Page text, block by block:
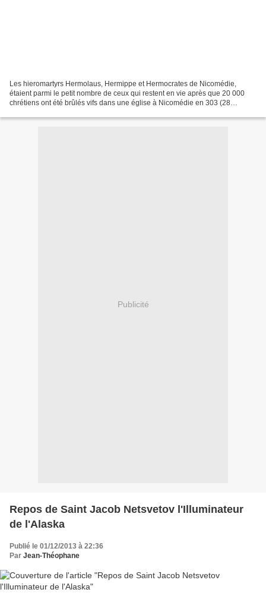
Les hieromartyrs Hermolaus, Hermippe et Hermocrates de Nicomédie,
étaient parmi le petit nombre de ceux qui restent en vie après que 20 000
chrétiens ont été brûlés vifs dans une église à Nicomédie en 303 (28
Publicité
Repos de Saint Jacob Netsvetov l'Illuminateur
de l'Alaska
Publié le 01/12/2013 à 22:36
Par Jean-Théophane